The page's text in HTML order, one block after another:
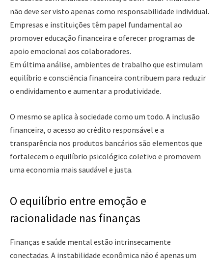
não deve ser visto apenas como responsabilidade individual.
Empresas e instituições têm papel fundamental ao
promover educação financeira e oferecer programas de
apoio emocional aos colaboradores.
Em última análise, ambientes de trabalho que estimulam
equilíbrio e consciência financeira contribuem para reduzir
o endividamento e aumentar a produtividade.
O mesmo se aplica à sociedade como um todo. A inclusão
financeira, o acesso ao crédito responsável e a
transparência nos produtos bancários são elementos que
fortalecem o equilíbrio psicológico coletivo e promovem
uma economia mais saudável e justa.
O equilíbrio entre emoção e
racionalidade nas finanças
Finanças e saúde mental estão intrinsecamente
conectadas. A instabilidade econômica não é apenas um